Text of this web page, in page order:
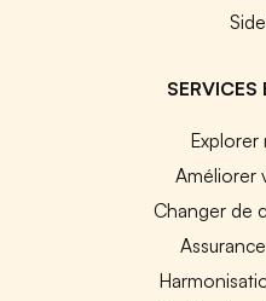
SERVICES
Améliorer
Changer de